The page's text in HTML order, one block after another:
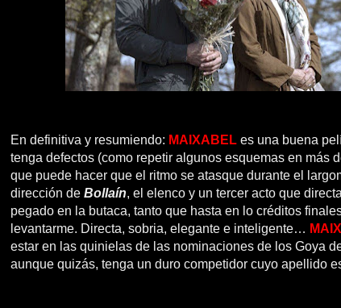
En definitiva y resumiendo: MAIXABEL es una buena
tenga defectos (como repetir algunos esquemas en más
que puede hacer que el ritmo se atasque durante el
dirección de Bollaín, el elenco y un tercer acto que
pegado en la butaca, tanto que hasta en lo créditos
levantarme. Directa, sobria, elegante e inteligente…
estar en las quinielas de las nominaciones de los Goya
aunque quizás, tenga un duro competidor cuyo apellido